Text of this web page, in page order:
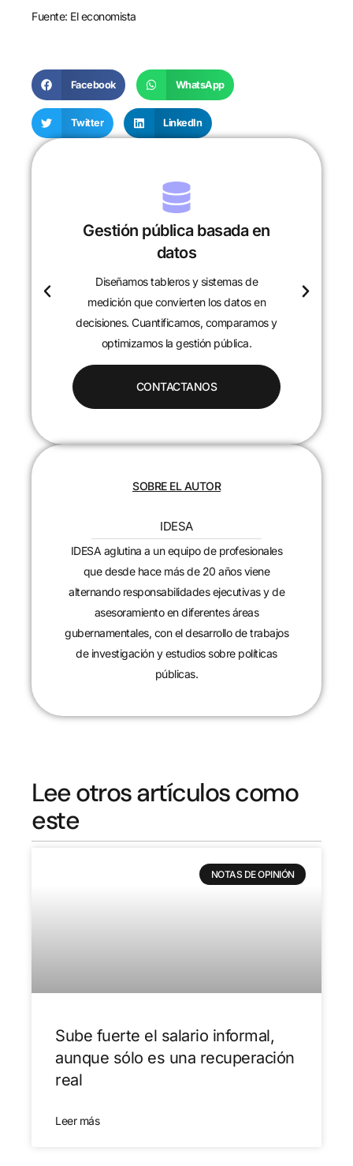
Fuente: El economista
Facebook WhatsApp
Twitter LinkedIn
Gestión pública basada en
datos
Diseñamos tableros y sistemas de
medición que convierten los datos en
decisiones. Cuantificamos, comparamos y
optimizamos la gestión pública.
CONTACTANOS
SOBRE EL AUTOR
IDESA
IDESA aglutina a un equipo de profesionales
que desde hace más de 20 años viene
alternando responsabilidades ejecutivas y de
asesoramiento en diferentes áreas
gubernamentales, con el desarrollo de trabajos
de investigación y estudios sobre políticas
públicas.
Lee otros artículos como
este
NOTAS DE OPINIÓN
Sube fuerte el salario informal,
aunque sólo es una recuperación
real
Leer más